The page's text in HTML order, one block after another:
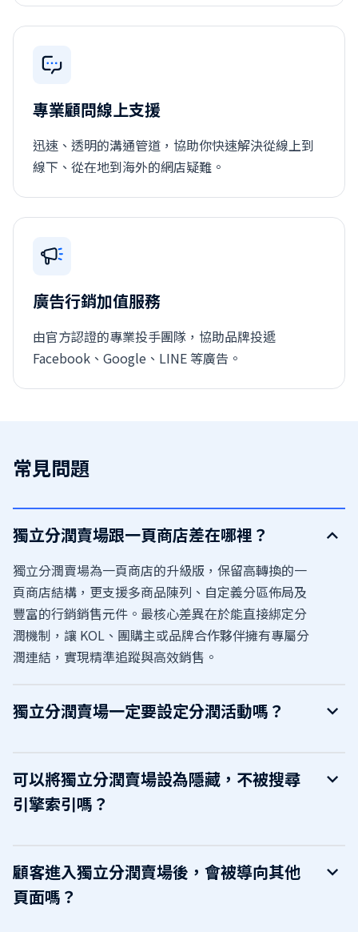
專業顧問線上支援
迅速、透明的溝通管道，協助你快速解決從線上到
線下、從在地到海外的網店疑難。
廣告行銷加值服務
由官方認證的專業投手團隊，協助品牌投遞
Facebook、Google、LINE 等廣告。
常見問題
獨立分潤賣場跟一頁商店差在哪裡？
獨立分潤賣場為一頁商店的升級版，保留高轉換的一
頁商店結構，更支援多商品陳列、自定義分區佈局及
豐富的行銷銷售元件。最核心差異在於能直接綁定分
潤機制，讓 KOL、團購主或品牌合作夥伴擁有專屬分
潤連結，實現精準追蹤與高效銷售。
獨立分潤賣場一定要設定分潤活動嗎？
可以將獨立分潤賣場設為隱藏，不被搜尋
引擎索引嗎？
顧客進入獨立分潤賣場後，會被導向其他
頁面嗎？